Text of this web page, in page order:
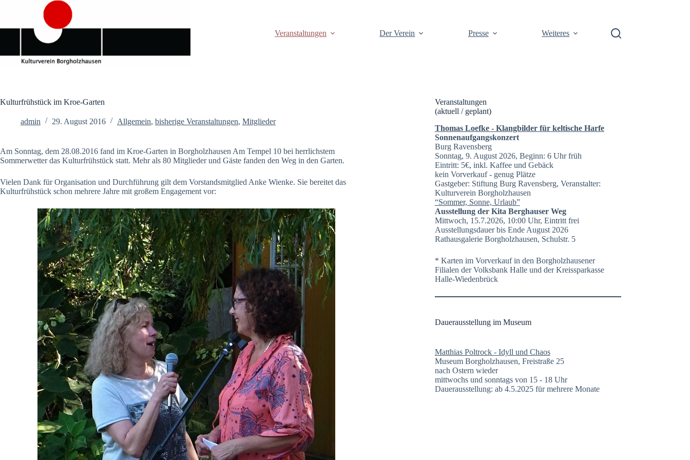
Veranstaltungen
Der Verein Presse Weiteres
Kulturfrühstück im Kroe-Garten
admin 29. August 2016 Allgemein, bisherige Veranstaltungen, Mitglieder
Am Sonntag, dem 28.08.2016 fand im Kroe-Garten in Borgholzhausen Am Tempel 10 bei herrlichstem
Sommerwetter das Kulturfrühstück statt. Mehr als 80 Mitglieder und Gäste fanden den Weg in den Garten.
Vielen Dank für Organisation und Durchführung gilt dem Vorstandsmitglied Anke Wienke. Sie bereitet das
Kulturfrühstück schon mehrere Jahre mit großem Engagement vor:
Veranstaltungen
(aktuell / geplant)
Thomas Loefke - Klangbilder für keltische Harfe
Sonnenaufgangskonzert
Burg Ravensberg
Sonntag, 9. August 2026, Beginn: 6 Uhr früh
Eintritt: 5€, inkl. Kaffee und Gebäck
kein Vorverkauf - genug Plätze
Gastgeber: Stiftung Burg Ravensberg, Veranstalter:
Kulturverein Borgholzhausen
“Sommer, Sonne, Urlaub”
Ausstellung der Kita Berghauser Weg
Mittwoch, 15.7.2026, 10:00 Uhr, Eintritt frei
Ausstellungsdauer bis Ende August 2026
Rathausgalerie Borgholzhausen, Schulstr. 5
* Karten im Vorverkauf in den Borgholzhausener
Filialen der Volksbank Halle und der Kreissparkasse
Halle-Wiedenbrück
Dauerausstellung im Museum
Matthias Poltrock - Idyll und Chaos
Museum Borgholzhausen, Freistraße 25
nach Ostern wieder
mittwochs und sonntags von 15 - 18 Uhr
Dauerausstellung: ab 4.5.2025 für mehrere Monate